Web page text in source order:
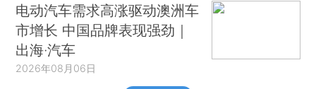
电动汽车需求高涨驱动澳洲车
市增长 中国品牌表现强劲｜
出海·汽车
2026年08月06日